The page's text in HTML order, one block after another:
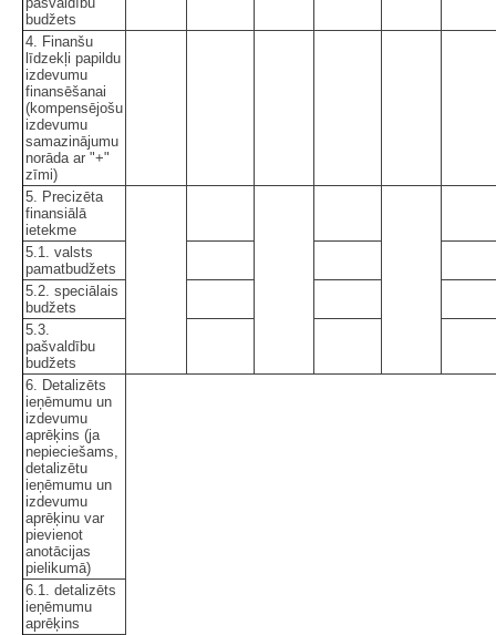
budžets
4. Finanšu
līdzekļi papildu
izdevumu
finansēšanai
(kompensējošu
izdevumu
samazinājumu
norāda ar "+"
zīmi)
5. Precizēta
finansiālā
ietekme
5.1. valsts
pamatbudžets
5.2. speciālais
budžets
5.3.
pašvaldību
budžets
6. Detalizēts
ieņēmumu un
izdevumu
aprēķins (ja
nepieciešams,
detalizētu
ieņēmumu un
izdevumu
aprēķinu var
pievienot
anotācijas
pielikumā)
6.1. detalizēts
ieņēmumu
aprēķins